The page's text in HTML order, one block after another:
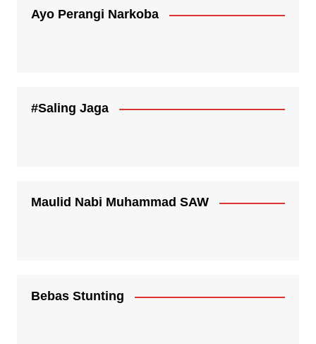
Ayo Perangi Narkoba
#Saling Jaga
Maulid Nabi Muhammad SAW
Bebas Stunting